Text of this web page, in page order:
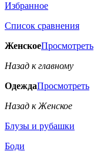
Избранное
Список сравнения
ЖенскоеПросмотреть
Назад к главному
ОдеждаПросмотреть
Назад к Женское
Блузы и рубашки
Боди